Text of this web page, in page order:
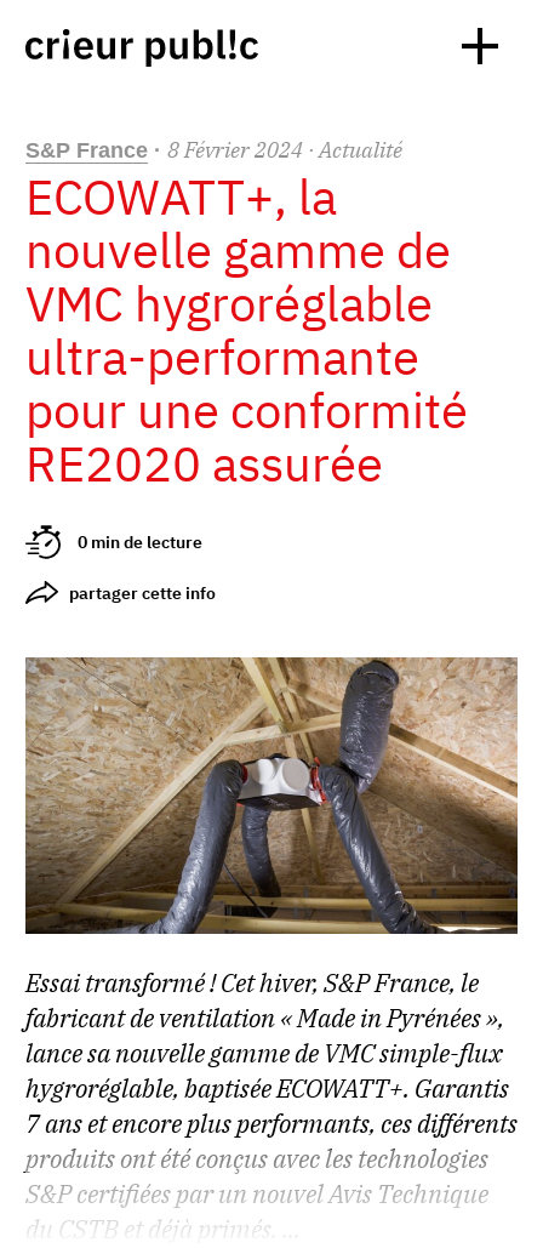
S&P France · 8Février2024 · Actualité
ECOWATT+, la
nouvelle gamme de
VMC hygroréglable
ultra-performante
pour une conformité
RE2020 assurée
0 min de lecture
partager cette info
Essai transformé ! Cet hiver, S&P France, le
fabricant de ventilation « Made in Pyrénées »,
lance sa nouvelle gamme de VMC simple-flux
hygroréglable, baptisée ECOWATT+. Garantis
7 ans et encore plus performants, ces différents
produits ont été conçus avec les technologies
S&P certifiées par un nouvel Avis Technique
du CSTB et déjà primés. ...